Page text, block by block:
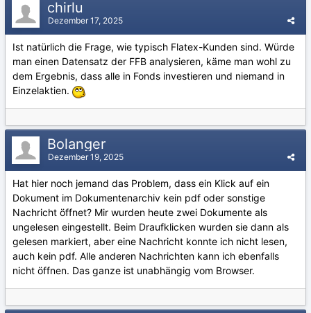
chirlu
Dezember 17, 2025
Ist natürlich die Frage, wie typisch Flatex-Kunden sind. Würde
man einen Datensatz der FFB analysieren, käme man wohl zu
dem Ergebnis, dass alle in Fonds investieren und niemand in
Einzelaktien.
Bolanger
Dezember 19, 2025
Hat hier noch jemand das Problem, dass ein Klick auf ein
Dokument im Dokumentenarchiv kein pdf oder sonstige
Nachricht öffnet? Mir wurden heute zwei Dokumente als
ungelesen eingestellt. Beim Draufklicken wurden sie dann als
gelesen markiert, aber eine Nachricht konnte ich nicht lesen,
auch kein pdf. Alle anderen Nachrichten kann ich ebenfalls
nicht öffnen. Das ganze ist unabhängig vom Browser.